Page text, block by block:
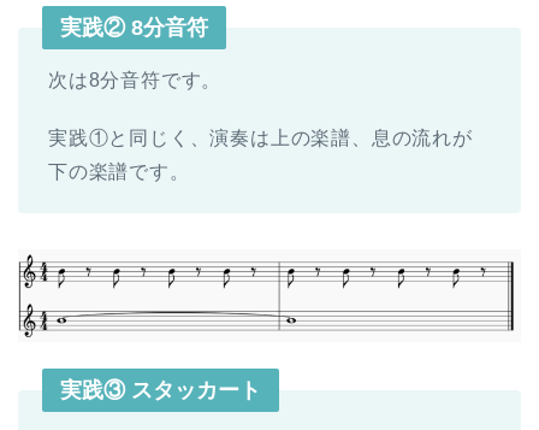
実践② 8分音符
次は8分音符です。
実践①と同じく、演奏は上の楽譜、息の流れが
下の楽譜です。
実践③ スタッカート